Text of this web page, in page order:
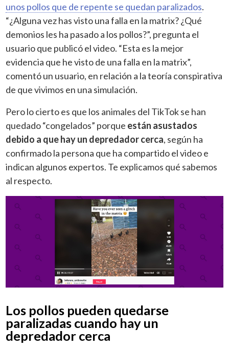
unos pollos que de repente se quedan paralizados.
“¿Alguna vez has visto una falla en la matrix? ¿Qué
demonios les ha pasado a los pollos?”, pregunta el
usuario que publicó el video. “Esta es la mejor
evidencia que he visto de una falla en la matrix”,
comentó un usuario, en relación a la teoría conspirativa
de que vivimos en una simulación.
Pero lo cierto es que los animales del TikTok se han
quedado “congelados” porque están asustados
debido a que hay un depredador cerca, según ha
confirmado la persona que ha compartido el video e
indican algunos expertos. Te explicamos qué sabemos
al respecto.
Los pollos pueden quedarse
paralizadas cuando hay un
depredador cerca